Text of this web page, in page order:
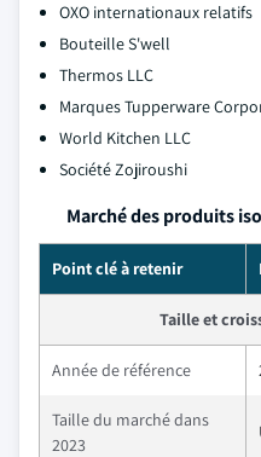
OXO internationaux relatifs
Bouteille S'well
Thermos LLC
Marques Tupperware
World Kitchen LLC
Société Zojiroushi
Marché des produits
Point clé à retenir
Taille et
Année de référence
Taille du marché dans
2023